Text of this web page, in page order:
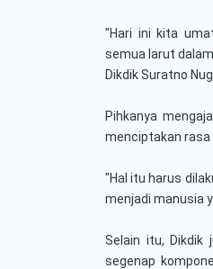
"Hari ini kita
semua larut
Dikdik Suratno
Pihkanya
menciptakan rasa
"Hal itu harus
menjadi manusia
Selain itu, Dikdik
segenap